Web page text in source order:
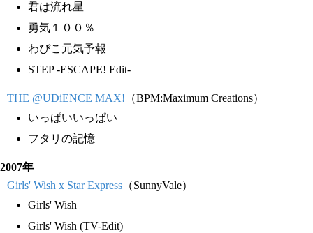
君は流れ星
勇気１００％
わぴこ元気予報
STEP -ESCAPE! Edit-
THE @UDiENCE MAX! （BPM:Maximum Creations）
いっぱいいっぱい
フタリの記憶
2007年
Girls' Wish x Star Express （SunnyVale）
Girls' Wish
Girls' Wish (TV-Edit)